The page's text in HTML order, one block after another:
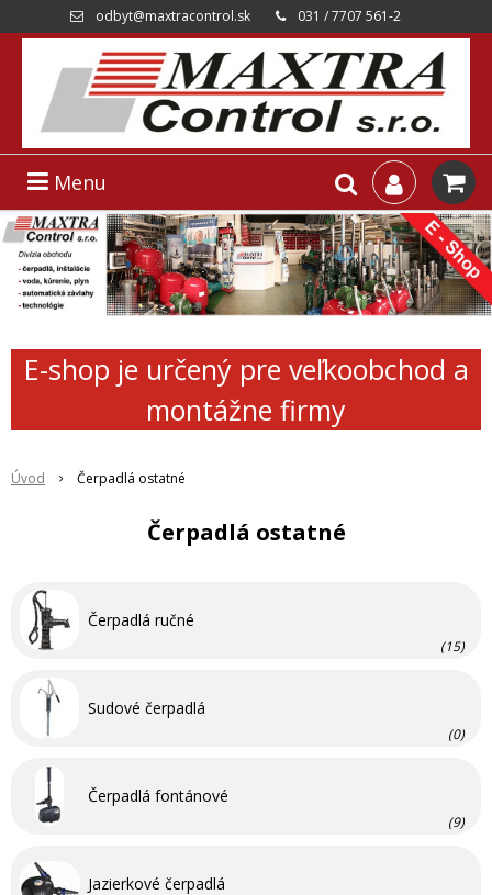
odbyt@maxtracontrol.sk 031 / 7707 561-2
Menu
E-shop je určený pre veľkoobchod a
montážne firmy
Úvod Čerpadlá ostatné
Čerpadlá ostatné
Čerpadlá ručné
(15)
Sudové čerpadlá
(0)
Čerpadlá fontánové
(9)
Jazierkové čerpadlá